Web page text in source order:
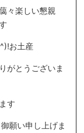
々楽しい懇親
お土産
がとうございま
す
願い申し上げま